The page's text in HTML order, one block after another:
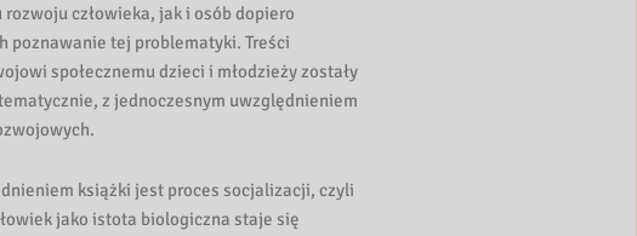
człowieka, jak i osób dopiero
poznawanie tej problematyki. Treści
społecznemu dzieci i młodzieży zostały
z jednoczesnym uwzględnieniem
książki jest proces socjalizacji, czyli
jako istota biologiczna staje się